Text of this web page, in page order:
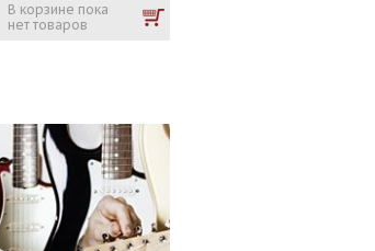
В корзине пока
нет товаров